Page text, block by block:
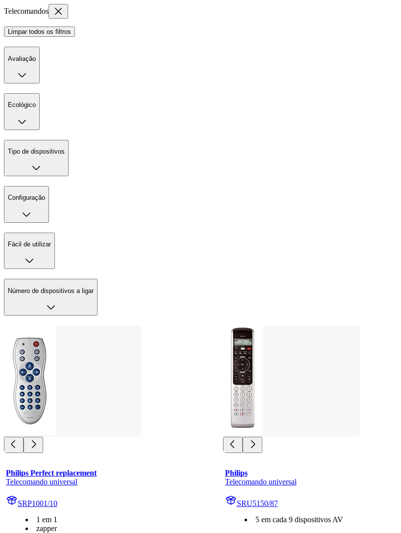
Telecomandos
Limpar todos os filtros
Avaliação
Ecológico
Tipo de dispositivos
Configuração
Fácil de utilizar
Número de dispositivos a ligar
Philips Perfect replacement
Telecomando universal
SRP1001/10
1 em 1
zapper
Philips
Telecomando universal
SRU5150/87
5 em cada 9 dispositivos AV